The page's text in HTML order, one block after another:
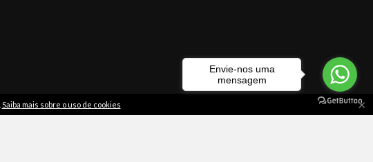
Saiba mais sobre o uso de cookies ×
Envie-nos uma
mensagem